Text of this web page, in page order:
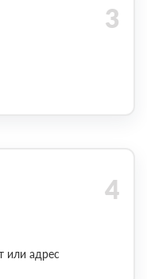
или адрес